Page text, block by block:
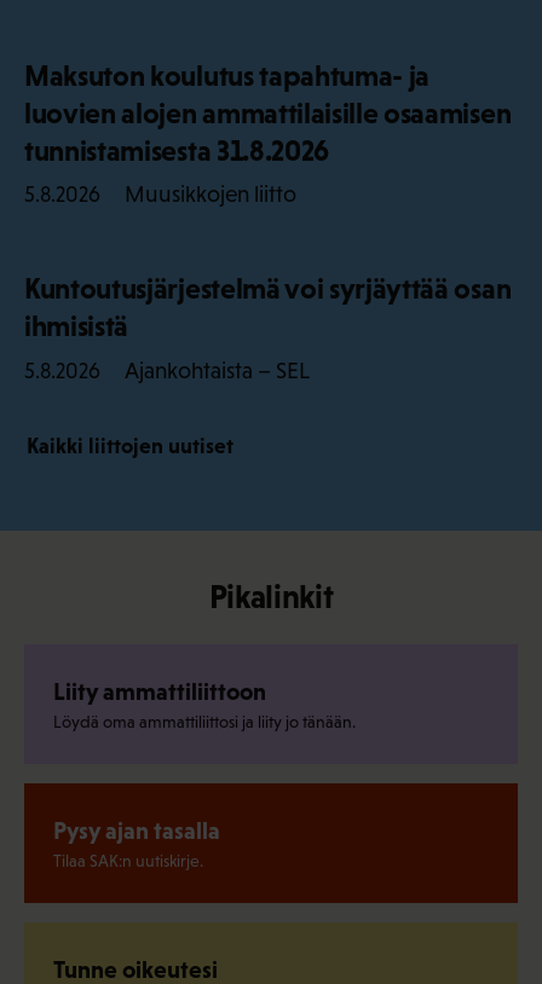
Maksuton koulutus tapahtuma- ja
luovien alojen ammattilaisille osaamisen
tunnistamisesta 31.8.2026
5.8.2026 Muusikkojen liitto
Kuntoutusjärjestelmä voi syrjäyttää osan
ihmisistä
5.8.2026 Ajankohtaista – SEL
Kaikki liittojen uutiset
Pikalinkit
Liity ammattiliittoon
Löydä oma ammattiliittosi ja liity jo tänään.
Pysy ajan tasalla
Tilaa SAK:n uutiskirje.
Tunne oikeutesi